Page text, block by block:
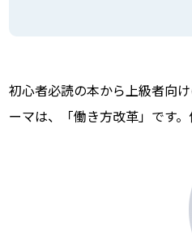
初心者必読の本から上級者向
ーマは、「働き方改革」です